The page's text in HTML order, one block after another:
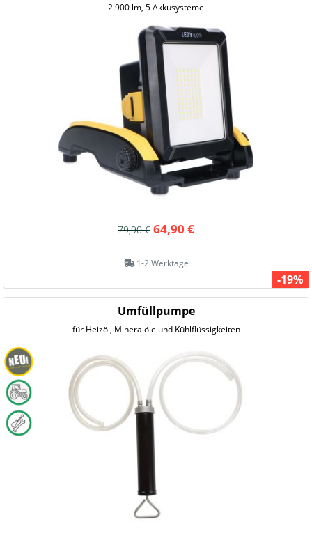
2.900 lm, 5 Akkusysteme
79,90 € 64,90 €
1-2 Werktage
-19%
Umfüllpumpe
für Heizöl, Mineralöle und Kühlflüssigkeiten